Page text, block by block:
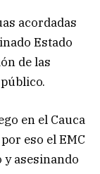
acordadas
Estado
de las
en el Cauca
eso el EMC
asesinando